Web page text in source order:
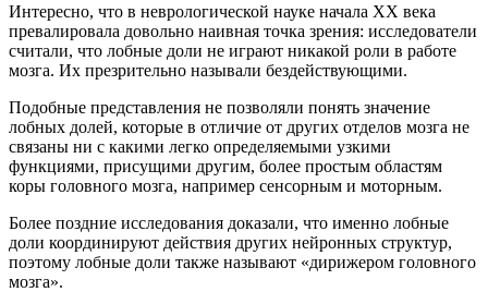
Интересно, что в неврологической науке начала ХХ века
превалировала довольно наивная точка зрения: исследователи
считали, что лобные доли не играют никакой роли в работе
мозга. Их презрительно называли бездействующими.
Подобные представления не позволяли понять значение
лобных долей, которые в отличие от других отделов мозга не
связаны ни с какими легко определяемыми узкими
функциями, присущими другим, более простым областям
коры головного мозга, например сенсорным и моторным.
Более поздние исследования доказали, что именно лобные
доли координируют действия других нейронных структур,
поэтому лобные доли также называют «дирижером головного
мозга».